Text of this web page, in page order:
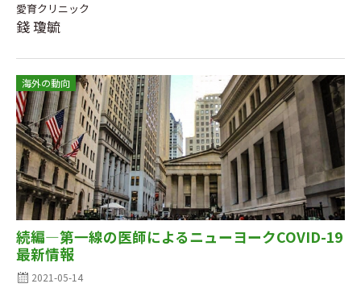
愛育クリニック
錢 瓊毓
海外の動向
続編―第一線の医師によるニューヨークCOVID-19
最新情報
2021-05-14